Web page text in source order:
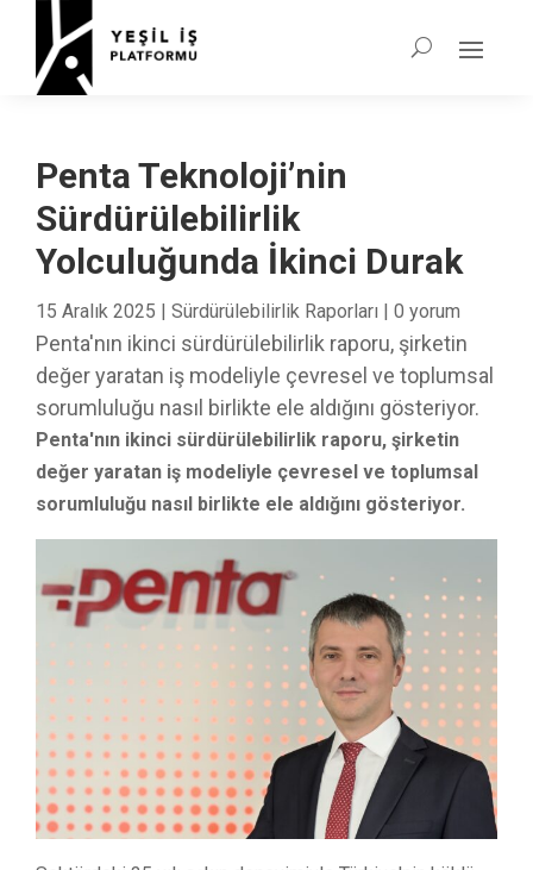
Penta Teknoloji’nin
Sürdürülebilirlik
Yolculuğunda İkinci Durak
15 Aralık 2025 | Sürdürülebilirlik Raporları | 0 yorum
Penta'nın ikinci sürdürülebilirlik raporu, şirketin
değer yaratan iş modeliyle çevresel ve toplumsal
sorumluluğu nasıl birlikte ele aldığını gösteriyor.
Penta'nın ikinci sürdürülebilirlik raporu, şirketin
değer yaratan iş modeliyle çevresel ve toplumsal
sorumluluğu nasıl birlikte ele aldığını gösteriyor.